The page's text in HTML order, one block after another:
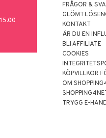
FRÅGOR &
GLÖMT
KONTAKT
ÄR DU EN
BLI AFFILIATE
COOKIES
KÖPVILLKOR
OM
TRYGG E-